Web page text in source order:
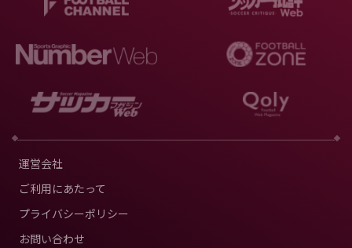
運営会社
ご利用にあたって
プライバシーポリシー
お問い合わせ